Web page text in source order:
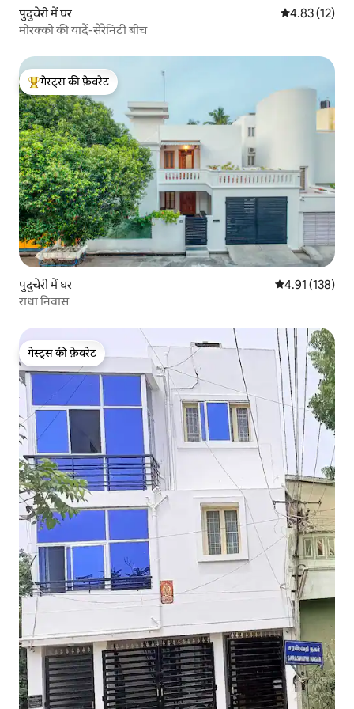
पुदुचेरी में घर औसत रेटिंग 5 में
4.83 (12)
मोरक्को की यादें-सेरेनिटी बीच
गेस्ट्स का टॉप फ़ेवरेट
गेस्ट्स की फ़ेवरेट
पुदुचेरी में घर औसत रेटिंग 5 में से
4.91 (138)
राधा निवास
गेस्ट्स की फ़ेवरेट
गेस्ट्स की फ़ेवरेट